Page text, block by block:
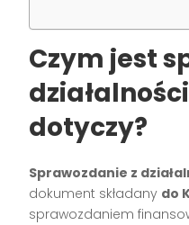
Czym jest
dotyczy?
Sprawozdanie z
dokument składany do
sprawozdaniem